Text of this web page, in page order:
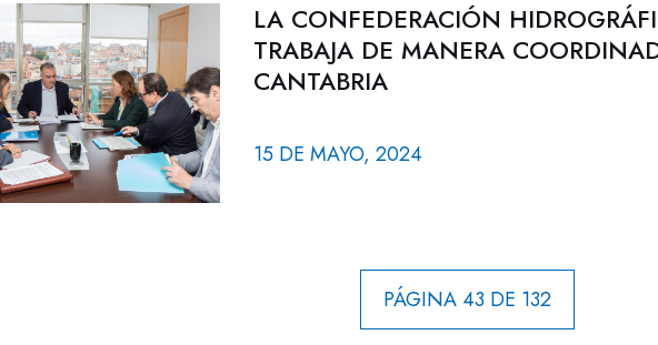
LA CONFEDERACIÓN
TRABAJA DE MANERA
CANTABRIA
15 DE MAYO, 2024
PÁGINA 43 DE 132